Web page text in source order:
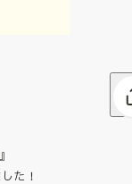
た！